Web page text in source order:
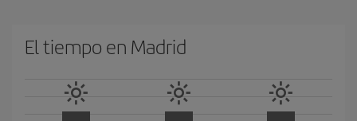
El tiempo en Madrid